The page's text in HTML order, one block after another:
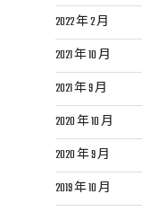
2022 年 2 月
2021 年 10 月
2021 年 9 月
2020 年 10 月
2020 年 9 月
2019 年 10 月